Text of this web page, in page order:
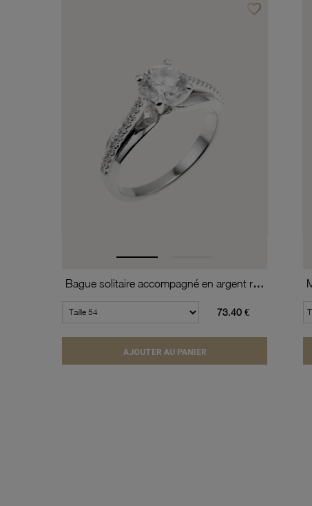
favorite_borderAjouter à vos
Bague solitaire accompagné en argent rhodié, oxydes de zirconium
73.40 €
AJOUTER AU PANIER